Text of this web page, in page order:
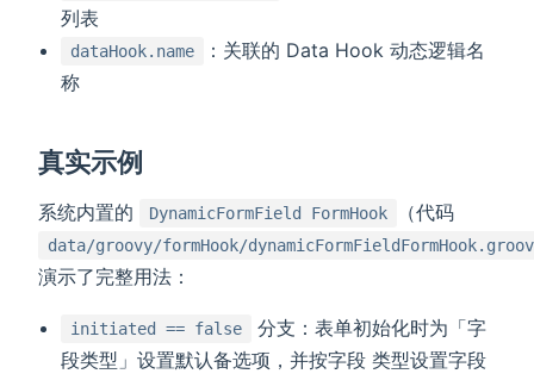
列表
dataHook.name
：关联的 Data Hook 动态逻辑名
称
真实示例
系统内置的 DynamicFormField FormHook （代码
data/groovy/formHook/
演示了完整用法：
initiated == false
分支：表单初始化时为「字
段类型」设置默认备选项，并按字段 类型设置字段